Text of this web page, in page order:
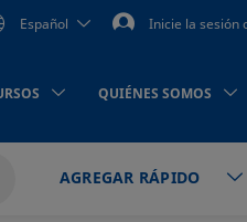
Español Inicie la sesión
QUIÉNES SOMOS
AGREGAR RÁPIDO